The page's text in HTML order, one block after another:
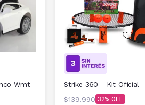
Wmt-
Strike 360 - Kit Oficial
$139.990 32